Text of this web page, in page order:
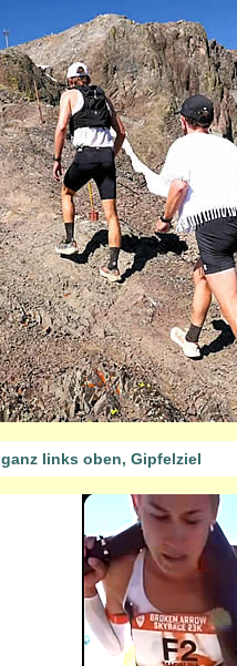
ganz links oben, Gipfelziel